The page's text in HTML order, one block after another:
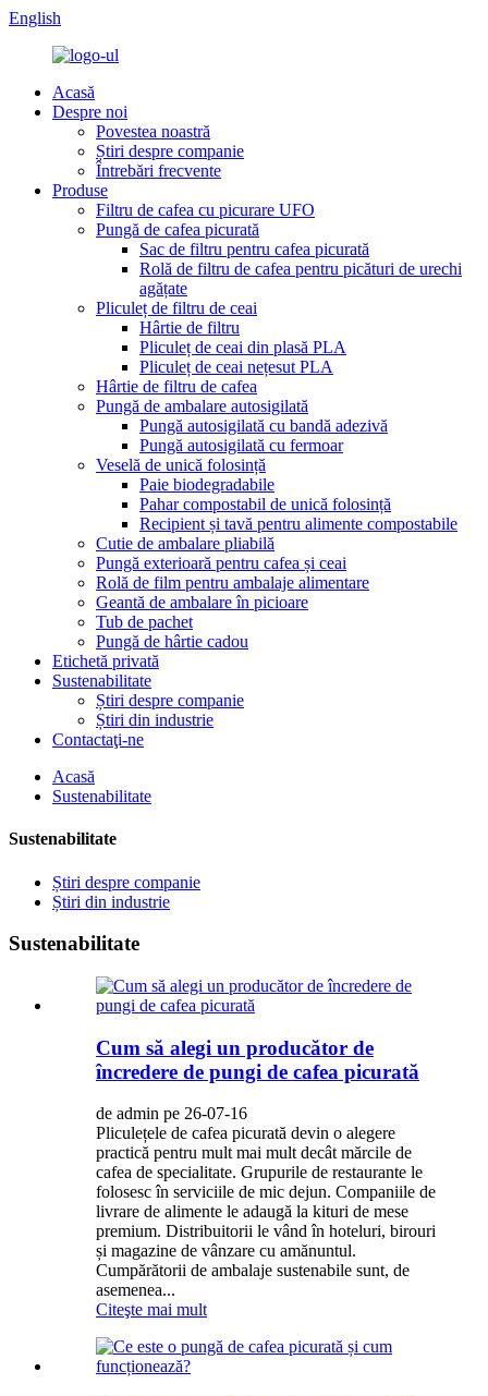
English
Acasă
Despre noi
Povestea noastră
Știri despre companie
Întrebări frecvente
Produse
Filtru de cafea cu picurare UFO
Pungă de cafea picurată
Sac de filtru pentru cafea picurată
Rolă de filtru de cafea pentru picături de urechi
agățate
Pliculeț de filtru de ceai
Hârtie de filtru
Pliculeț de ceai din plasă PLA
Pliculeț de ceai nețesut PLA
Hârtie de filtru de cafea
Pungă de ambalare autosigilată
Pungă autosigilată cu bandă adezivă
Pungă autosigilată cu fermoar
Veselă de unică folosință
Paie biodegradabile
Pahar compostabil de unică folosință
Recipient și tavă pentru alimente compostabile
Cutie de ambalare pliabilă
Pungă exterioară pentru cafea și ceai
Rolă de film pentru ambalaje alimentare
Geantă de ambalare în picioare
Tub de pachet
Pungă de hârtie cadou
Etichetă privată
Sustenabilitate
Știri despre companie
Știri din industrie
Contactaţi-ne
Acasă
Sustenabilitate
Sustenabilitate
Știri despre companie
Știri din industrie
Sustenabilitate
Cum să alegi un producător de
încredere de pungi de cafea picurată
de admin pe 26-07-16
Pliculețele de cafea picurată devin o alegere
practică pentru mult mai mult decât mărcile de
cafea de specialitate. Grupurile de restaurante le
folosesc în serviciile de mic dejun. Companiile de
livrare de alimente le adaugă la kituri de mese
premium. Distribuitorii le vând în hoteluri, birouri
și magazine de vânzare cu amănuntul.
Cumpărătorii de ambalaje sustenabile sunt, de
asemenea...
Citeşte mai mult